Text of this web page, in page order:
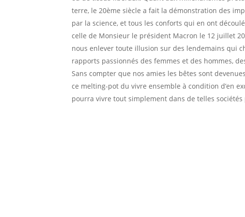
terre, le 20ème siècle a fait la démonstration des
par la science, et tous les conforts qui en ont
celle de Monsieur le président Macron le 12 juillet
nous enlever toute illusion sur des lendemains qui
rapports passionnés des femmes et des hommes,
Sans compter que nos amies les bêtes sont
ce melting-pot du vivre ensemble à condition d’en
pourra vivre tout simplement dans de telles